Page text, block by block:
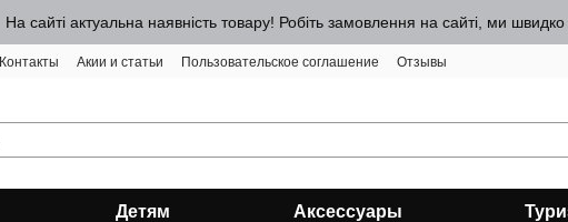
На сайті актуальна наявність товару! Робіть замовлення на сайті, ми швидко
Контакты Акии и статьи Пользовательское соглашение Отзывы
Детям Аксессуары